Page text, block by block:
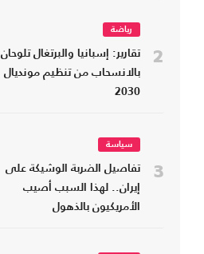
2
رياضة
تقارير: إسبانيا والبرتغال تلوحان
بالانسحاب من تنظيم مونديال
2030
3
سياسة
تفاصيل الضربة الوشيكة على
إيران.. لهذا السبب أصيب
الأمريكيون بالذهول